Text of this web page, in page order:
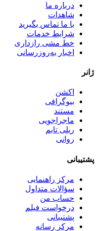
درباره ما
شاهدات
با ما تماس بگیرید
شرایط خدمات
خط مشی رازداری
اخبار به‌روزرسانی
ژانر
اکشن
بیوگرافی
مستند
ماجراجویی
ریلی تایم
روانی
پشتیبانی
مرکز راهنمایی
سؤالات متداول
حساب من
درخواست فیلم
پشتیبانی
مرکز رسانه